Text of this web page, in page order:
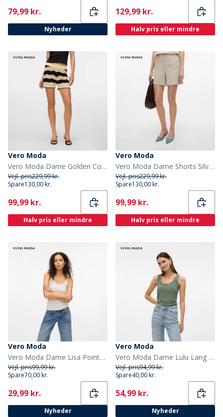
Current
79,99 kr.
Nyheder
Current
129,99 kr.
Halv pris eller mindre
Vero Moda
Vero Moda Dame Golden Cove Shorts Birch
Vejl. pris229,99 kr.
Spare130,00 kr.
Current
99,99 kr.
Halv pris eller mindre
Vero Moda
Vero Moda Dame Shorts Silver Lining
Vejl. pris229,99 kr.
Spare130,00 kr.
Current
99,99 kr.
Halv pris eller mindre
Vero Moda
Vero Moda Dame Lisa Pointelle Vest Sne Hvid
Vejl. pris99,99 kr.
Spare70,00 kr.
Current
29,99 kr.
Nyheder
Vero Moda
Vero Moda Dame Lulu Lang Tanktop Laurbærkrans
Vejl. pris94,99 kr.
Spare40,00 kr.
Current
54,99 kr.
Nyheder